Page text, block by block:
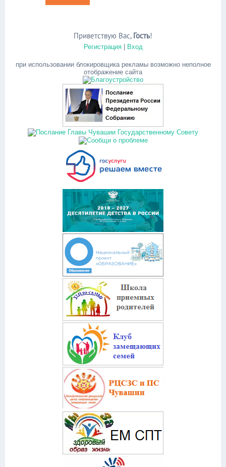
Приветствую Вас, Гость!
Регистрация| Вход
при использовании блокировщика рекламы возможно неполное
отображение сайта